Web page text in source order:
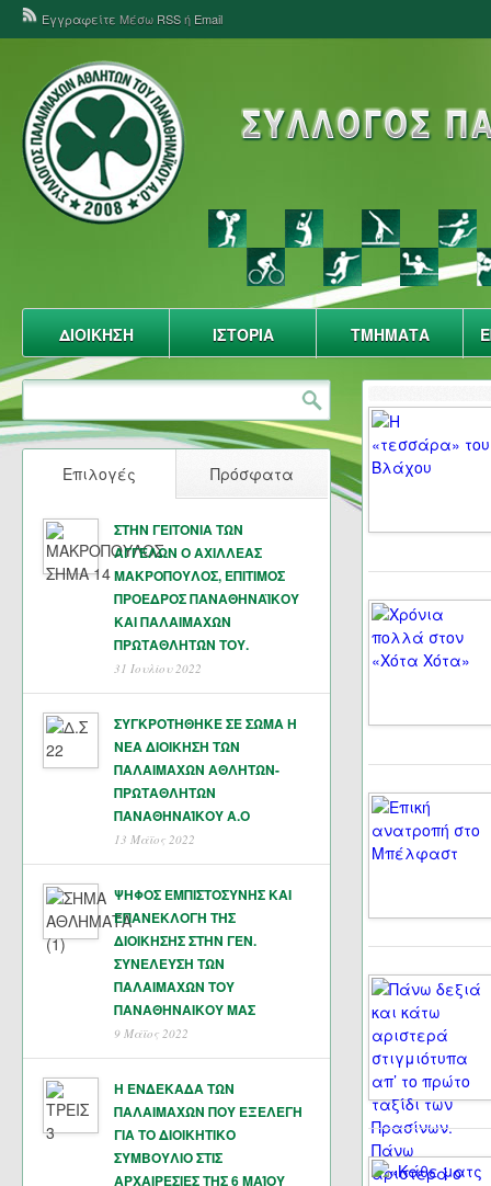
Εγγραφείτε Μέσω RSSή Email
ΔΙΟΙΚΗΣΗ ΙΣΤΟΡΙΑ ΤΜΗΜΑΤΑ
Επιλογές Πρόσφατα
ΣΤΗΝ ΓΕΙΤΟΝΙΑ ΤΩΝ
ΑΓΓΕΛΩΝ Ο ΑΧΙΛΛΕΑΣ
ΜΑΚΡΟΠΟΥΛΟΣ, ΕΠΙΤΙΜΟΣ
ΠΡΟΕΔΡΟΣ ΠΑΝΑΘΗΝΑΪΚΟΥ
ΚΑΙ ΠΑΛΑΙΜΑΧΩΝ
ΠΡΩΤΑΘΛΗΤΏΝ ΤΟΥ.
31 Ιουλίου 2022
ΣΥΓΚΡΟΤΗΘΗΚΕ ΣΕ ΣΩΜΑ Η
ΝΕΑ ΔΙΟΙΚΗΣΗ ΤΩΝ
ΠΑΛΑΙΜΑΧΩΝ ΑΘΛΗΤΩΝ-
ΠΡΩΤΑΘΛΗΤΩΝ
ΠΑΝΑΘΗΝΑΊΚΟΥ Α.Ο
13 Μάϊος 2022
ΨΗΦΟΣ ΕΜΠΙΣΤΟΣΥΝΗΣ ΚΑΙ
ΕΠΑΝΕΚΛΟΓΗ ΤΗΣ
ΔΙΟΙΚΗΣΗΣ ΣΤΗΝ ΓΕΝ.
ΣΥΝΕΛΕΥΣΗ ΤΩΝ
ΠΑΛΑΙΜΑΧΩΝ ΤΟΥ
ΠΑΝΑΘΗΝΑΙΚΟΥ ΜΑΣ
9 Μάϊος 2022
Η ΕΝΔΕΚΑΔΑ ΤΩΝ
ΠΑΛΑΙΜΑΧΩΝ ΠΟΥ ΕΞΕΛΕΓΗ
ΓΙΑ ΤΟ ΔΙΟΙΚΗΤΙΚΟ
ΣΥΜΒΟΥΛΙΟ ΣΤΙΣ
ΑΡΧΑΙΡΕΣΙΕΣ ΤΗΣ 6 ΜΑΊΟΥ